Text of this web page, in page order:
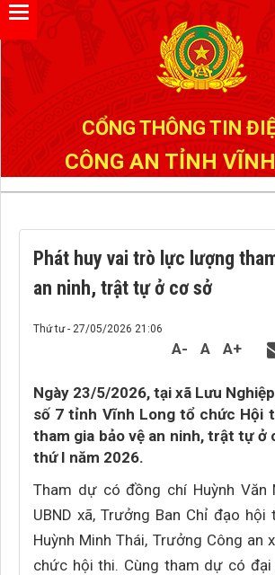
CỔNG THÔNG TIN
CÔNG AN TỈNH
Phát huy vai trò lực lượng
an ninh, trật tự ở cơ sở
Thứ tư - 27/05/2026 21:06
A- A A+
Ngày 23/5/2026, tại xã Lưu
số 7 tỉnh Vĩnh Long tổ chức Hội
tham gia bảo vệ an ninh, trật tự ở
thứ I năm 2026.
Tham dự có đồng chí Huỳnh Văn
UBND xã, Trưởng Ban Chỉ đạo
Huỳnh Minh Thái, Trưởng Công an
chức hội thi. Cùng tham dự có đại